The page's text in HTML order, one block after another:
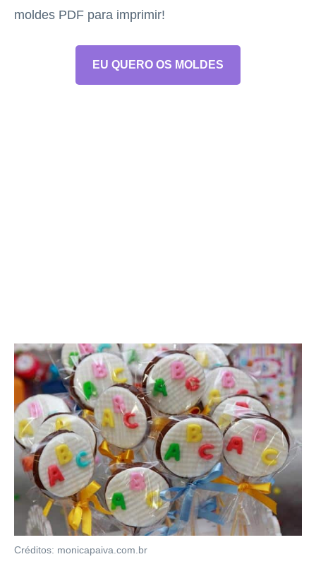
moldes PDF para imprimir!
EU QUERO OS MOLDES
Créditos: monicapaiva.com.br